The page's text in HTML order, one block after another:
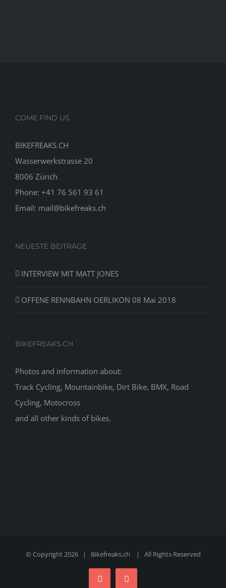
COME FIND US
BIKEFREAKS.CH
Wasserwerkstrasse 20
8006 Zürich
Phone: +41 76 561 93 61
Email: mail@bikefreaks.ch
NEUESTE BEITRÄGE
INTERVIEW MIT MATT JONES
OFFENE RENNBAHN OERLIKON 08 Mai 2018
BIKEFREAKS.CH
Photos and information about:
Track Cycling, Mountainbike, Dirt Bike, BMX, Road
Cycling, Motocross
and all other kinds of bikes.
© Copyright 2026 | Bikefreaks.ch | All Rights Reserved
FacebookInstagram